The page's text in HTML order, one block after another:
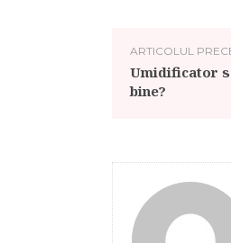
ARTICOLUL
Umidificator
bine?